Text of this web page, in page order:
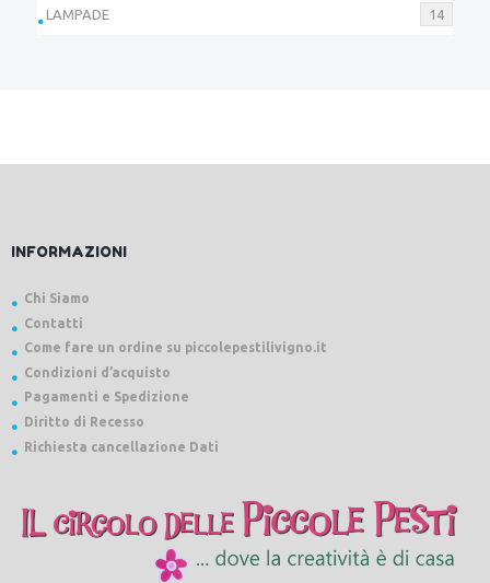
LAMPADE 14
INFORMAZIONI
Chi Siamo
Contatti
Come fare un ordine su piccolepestilivigno.it
Condizioni d’acquisto
Pagamenti e Spedizione
Diritto di Recesso
Richiesta cancellazione Dati